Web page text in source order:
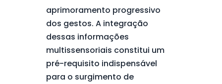
aprimoramento progressivo
dos gestos. A integração
dessas informações
multissensoriais constitui um
pré-requisito indispensável
para o surgimento de